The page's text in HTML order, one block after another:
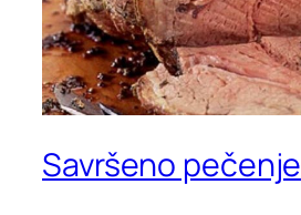
Savršeno pečenje